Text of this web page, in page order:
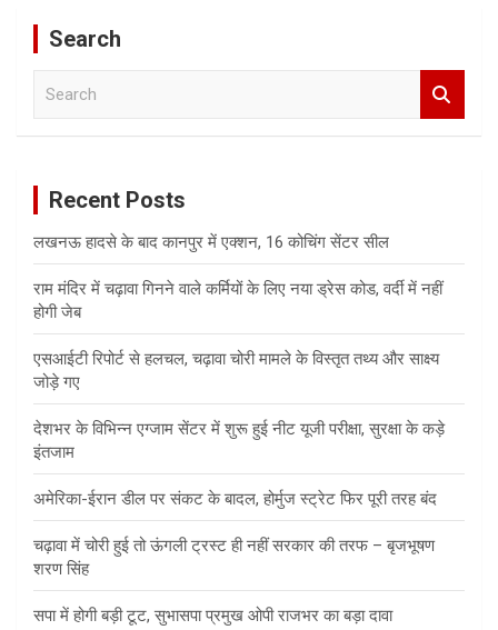
Search
Recent Posts
लखनऊ हादसे के बाद कानपुर में एक्शन, 16 कोचिंग सेंटर सील
राम मंदिर में चढ़ावा गिनने वाले कर्मियों के लिए नया ड्रेस कोड, वर्दी में नहीं
होगी जेब
एसआईटी रिपोर्ट से हलचल, चढ़ावा चोरी मामले के विस्तृत तथ्य और साक्ष्य
जोड़े गए
देशभर के विभिन्न एग्जाम सेंटर में शुरू हुई नीट यूजी परीक्षा, सुरक्षा के कड़े
इंतजाम
अमेरिका-ईरान डील पर संकट के बादल, होर्मुज स्ट्रेट फिर पूरी तरह बंद
चढ़ावा में चोरी हुई तो ऊंगली ट्रस्ट ही नहीं सरकार की तरफ – बृजभूषण
शरण सिंह
सपा में होगी बड़ी टूट, सुभासपा प्रमुख ओपी राजभर का बड़ा दावा